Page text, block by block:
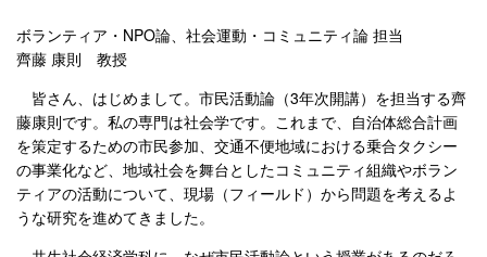
ボランティア・NPO論、社会運動・コミュニティ論 担当
齊藤 康則 教授
皆さん、はじめまして。市民活動論（3年次開講）を担当する齊
藤康則です。私の専門は社会学です。これまで、自治体総合計画
を策定するための市民参加、交通不便地域における乗合タクシー
の事業化など、地域社会を舞台としたコミュニティ組織やボラン
ティアの活動について、現場（フィールド）から問題を考えるよ
うな研究を進めてきました。